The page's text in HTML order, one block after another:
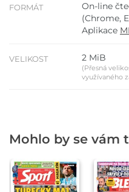
FORMÁT
On-line
(Chrome,
Aplikace
VELIKOST 2 MiB
(Přesná
využívaného
Mohlo by se vám